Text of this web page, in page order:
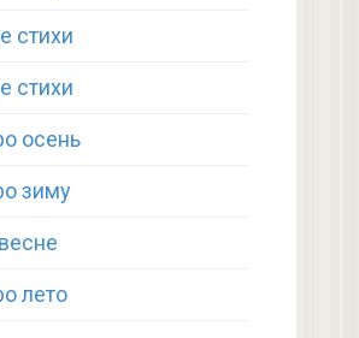
стихи
стихи
осень
зиму
лето